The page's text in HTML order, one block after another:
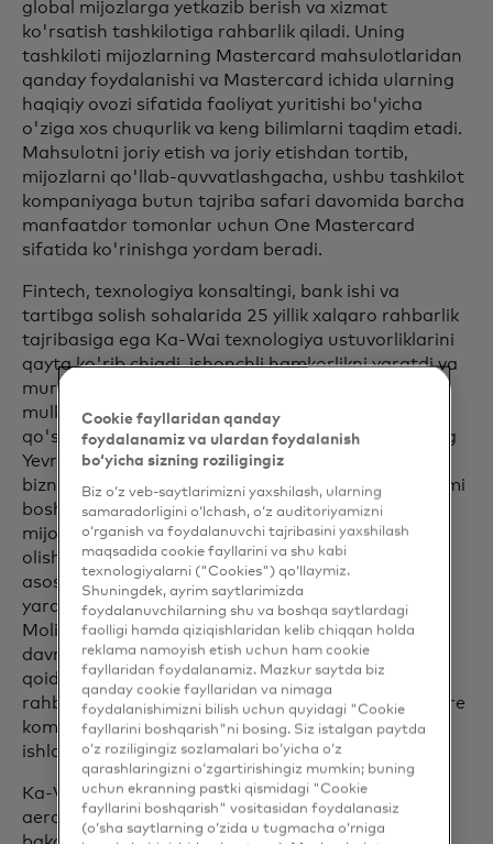
global mijozlarga yetkazib berish va xizmat
ko'rsatish tashkilotiga rahbarlik qiladi. Uning
tashkiloti mijozlarning Mastercard mahsulotlaridan
qanday foydalanishi va Mastercard ichida ularning
haqiqiy ovozi sifatida faoliyat yuritishi bo'yicha
o'ziga xos chuqurlik va keng bilimlarni taqdim etadi.
Mahsulotni joriy etish va joriy etishdan tortib,
mijozlarni qo'llab-quvvatlashgacha, ushbu tashkilot
kompaniyaga butun tajriba safari davomida barcha
manfaatdor tomonlar uchun One Mastercard
sifatida ko'rinishga yordam beradi.
Fintech, texnologiya konsaltingi, bank ishi va
tartibga solish sohalarida 25 yillik xalqaro rahbarlik
tajribasiga ega Ka-Wai texnologiya ustuvorliklarini
qayta ko'rib chiqdi, ishonchli hamkorlikni yaratdi va
murakkab dasturlarni amalga oshirishda qo'shma
mulkchilikni ta'minladi. 2023-yilda Mastercardga
qo'shilishdan oldin, Ka-Vay Fiserv kompaniyasining
Yevropa, Yaqin Sharq va Afrika moliya institutlari
biznes operatsiyalari bo'yicha texnologiyalar bo'limi
boshlig'i lavozimida ishlagan. U bir qator yirik
mijozlarni amalga oshirishda, First Data’ni sotib
olishda va shuningdek, keyingi avlod bulutga
asoslangan emissiya qayta ishlash platformasini
yaratishda muhim rol o‘ynadi. Buyuk Britaniyaning
Moliyaviy xulq-atvor boshqarmasida ishlagan
davrida u regulyatorning yetkazib berish tartib-
qoidalariga tub o'zgarishlarni amalga oshirishga
rahbarlik qilgan. U ilgari Barclays Bank va Accenture
kompaniyalarida ham rahbarlik lavozimlarida
ishlagan.
Ka-Vay Buyuk Britaniyaning Bristol universitetini
aerokosmik muhandislik bo'yicha muhandislik
Cookie fayllaridan qanday
foydalanamiz va ulardan foydalanish
bo‘yicha sizning roziligingiz
Biz o‘z veb-saytlarimizni yaxshilash, ularning
samaradorligini o‘lchash, o‘z auditoriyamizni
o‘rganish va foydalanuvchi tajribasini yaxshilash
maqsadida cookie fayllarini va shu kabi
texnologiyalarni ("Cookies") qo‘llaymiz.
Shuningdek, ayrim saytlarimizda
foydalanuvchilarning shu va boshqa saytlardagi
faolligi hamda qiziqishlaridan kelib chiqqan holda
reklama namoyish etish uchun ham cookie
fayllaridan foydalanamiz. Mazkur saytda biz
qanday cookie fayllaridan va nimaga
foydalanishimizni bilish uchun quyidagi "Cookie
fayllarini boshqarish"ni bosing. Siz istalgan paytda
o‘z roziligingiz sozlamalari bo‘yicha o‘z
qarashlaringizni o‘zgartirishingiz mumkin; buning
uchun ekranning pastki qismidagi "Cookie
fayllarini boshqarish" vositasidan foydalanasiz
(o‘sha saytlarning o‘zida u tugmacha o‘rniga